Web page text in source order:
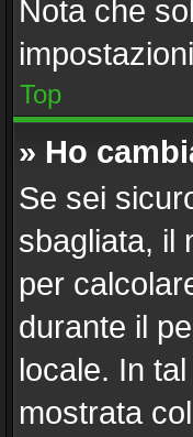
Nota che
Top
» Ho
Se sei
sbagliata, il
per
durante il
locale. In
mostrata